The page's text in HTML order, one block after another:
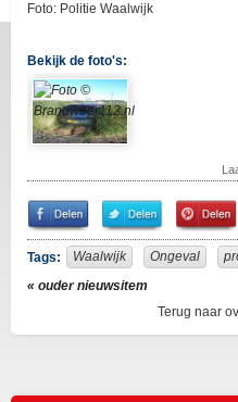
Foto: Politie Waalwijk
Bekijk de foto's:
Share
on
Facebook
Share
on
Twitter
Pin
It!
Tags: Waalwijk Ongeval
« ouder nieuwsitem
Terug naar